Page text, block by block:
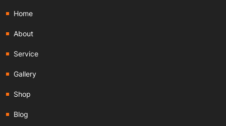
Home
About
Service
Gallery
Shop
Blog